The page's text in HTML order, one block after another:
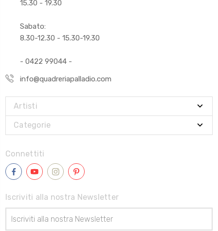
15.30 - 19.30
Sabato:
8.30-12.30 - 15.30-19.30
- 0422 99044 -
info@quadreriapalladio.com
Artisti
Categorie
Connettiti
Iscriviti alla nostra Newsletter
Email